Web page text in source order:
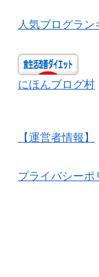
人気ブログラン
にほんブログ村
【運営者情報】
プライバシーポ